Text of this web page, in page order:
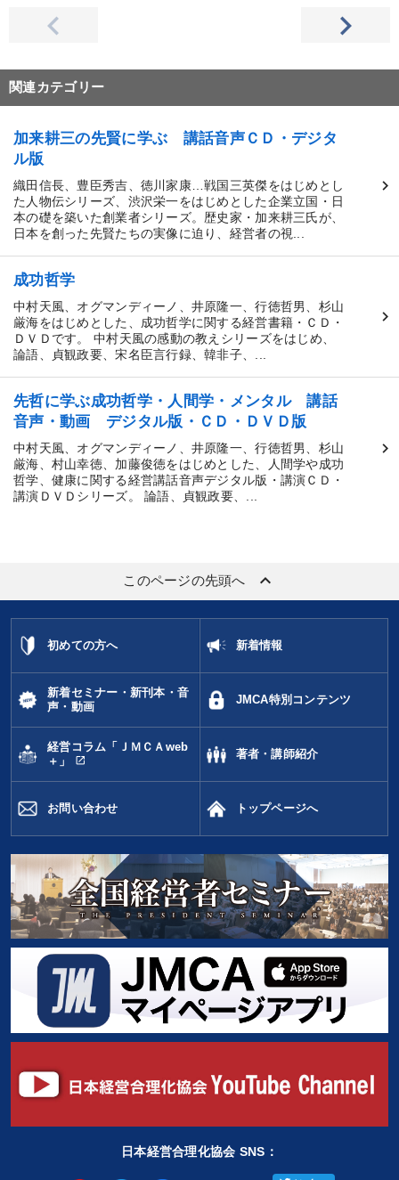
関連カテゴリー
加来耕三の先賢に学ぶ 講話音声ＣＤ・デジタ
ル版
織田信長、豊臣秀吉、徳川家康…戦国三英傑をはじめとし
た人物伝シリーズ、渋沢栄一をはじめとした企業立国・日
本の礎を築いた創業者シリーズ。歴史家・加来耕三氏が、
日本を創った先賢たちの実像に迫り、経営者の視...
成功哲学
中村天風、オグマンディーノ、井原隆一、行徳哲男、杉山
厳海をはじめとした、成功哲学に関する経営書籍・ＣＤ・
ＤＶＤです。 中村天風の感動の教えシリーズをはじめ、
論語、貞観政要、宋名臣言行録、韓非子、...
先哲に学ぶ成功哲学・人間学・メンタル 講話
音声・動画 デジタル版・ＣＤ・ＤＶＤ版
中村天風、オグマンディーノ、井原隆一、行徳哲男、杉山
厳海、村山幸徳、加藤俊徳をはじめとした、人間学や成功
哲学、健康に関する経営講話音声デジタル版・講演ＣＤ・
講演ＤＶＤシリーズ。 論語、貞観政要、...
このページの先頭へ keyboard_arrow_up
初めての方へ 新着情報
新着セミナー・新刊本・音
声・動画
JMCA特別コンテンツ
経営コラム「ＪＭＣＡweb
＋」
open_in_new
著者・講師紹介
お問い合わせ トップページへ
日本経営合理化協会 SNS：